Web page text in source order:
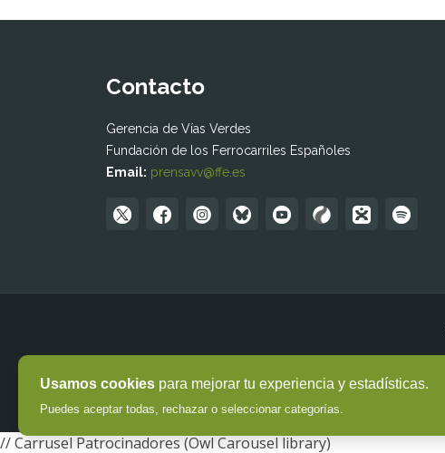
Usamos cookies para mejorar tu experiencia y estadísticas.
Puedes aceptar todas, rechazar o seleccionar categorías.
Contacto
Gerencia de Vías Verdes
Fundación de los Ferrocarriles Españoles
Email: prensavv@ffe.es
// Carrusel Patrocinadores (Owl Carousel library)